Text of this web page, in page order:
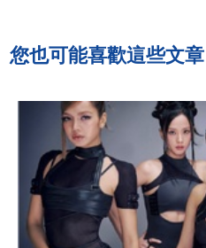
您也可能喜歡這些文章